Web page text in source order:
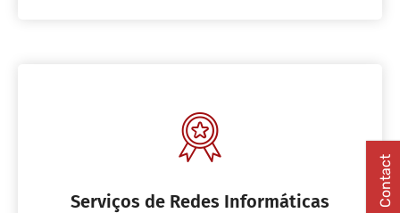
Serviços de Redes Informáticas Contact